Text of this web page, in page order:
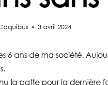
3 avril 2024
6 ans de ma société.
la patte pour la dernière